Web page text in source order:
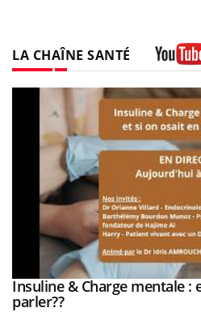
LA CHAÎNE SANTÉ
Youtube
Insuline & Charge mentale :
parler??Youtube